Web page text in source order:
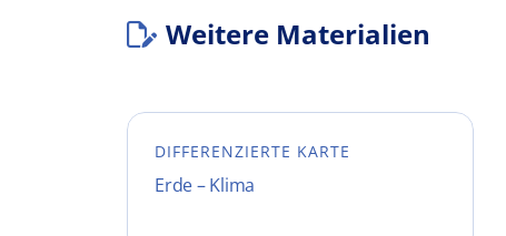
Weitere Materialien
DIFFERENZIERTE KARTE
Erde – Klima